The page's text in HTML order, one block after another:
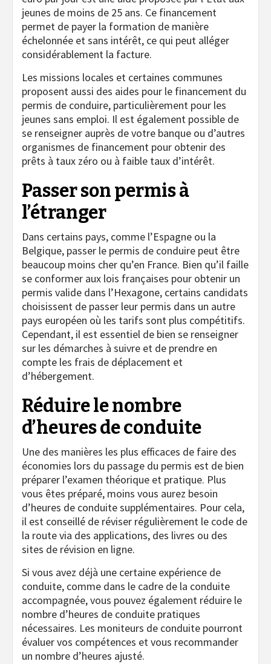
jeunes de moins de 25 ans. Ce financement
permet de payer la formation de manière
échelonnée et sans intérêt, ce qui peut alléger
considérablement la facture.
Les missions locales et certaines communes
proposent aussi des aides pour le financement du
permis de conduire, particulièrement pour les
jeunes sans emploi. Il est également possible de
se renseigner auprès de votre banque ou d’autres
organismes de financement pour obtenir des
prêts à taux zéro ou à faible taux d’intérêt.
Passer son permis à
l’étranger
Dans certains pays, comme l’Espagne ou la
Belgique, passer le permis de conduire peut être
beaucoup moins cher qu’en France. Bien qu’il faille
se conformer aux lois françaises pour obtenir un
permis valide dans l’Hexagone, certains candidats
choisissent de passer leur permis dans un autre
pays européen où les tarifs sont plus compétitifs.
Cependant, il est essentiel de bien se renseigner
sur les démarches à suivre et de prendre en
compte les frais de déplacement et
d’hébergement.
Réduire le nombre
d’heures de conduite
Une des manières les plus efficaces de faire des
économies lors du passage du permis est de bien
préparer l’examen théorique et pratique. Plus
vous êtes préparé, moins vous aurez besoin
d’heures de conduite supplémentaires. Pour cela,
il est conseillé de réviser régulièrement le code de
la route via des applications, des livres ou des
sites de révision en ligne.
Si vous avez déjà une certaine expérience de
conduite, comme dans le cadre de la conduite
accompagnée, vous pouvez également réduire le
nombre d’heures de conduite pratiques
nécessaires. Les moniteurs de conduite pourront
évaluer vos compétences et vous recommander
un nombre d’heures ajusté.